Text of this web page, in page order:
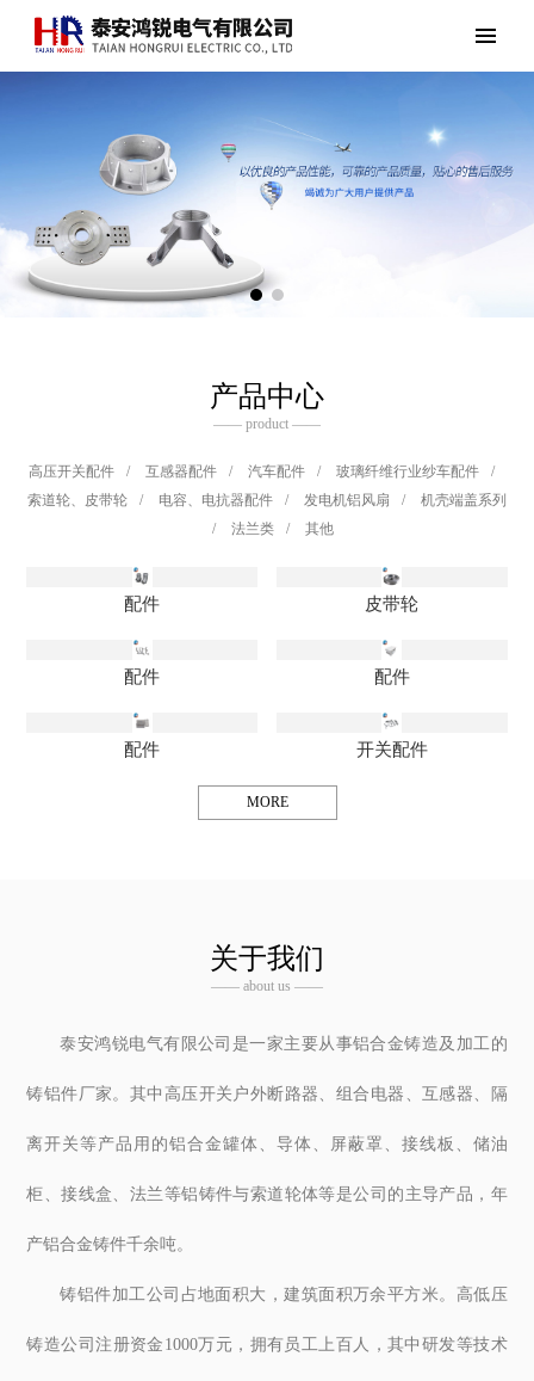
产品中心
—— product ——
高压开关配件 / 互感器配件 / 汽车配件 / 玻璃纤维行业纱车配件
/
索道轮、皮带轮
/ 电容、电抗器配件 / 发电机铝风扇 /
机壳端盖系列
/
法兰类 / 其他
配件 皮带轮
配件 配件
配件 开关配件
MORE
关于我们
—— about us ——
泰安鸿锐电气有限公司是一家主要从事铝合金铸造及加工的
铸铝件厂家。其中高压开关户外断路器、组合电器、互感器、隔
离开关等产品用的铝合金罐体、导体、屏蔽罩、接线板、储油
柜、接线盒、法兰等铝铸件与索道轮体等是公司的主导产品，年
产铝合金铸件千余吨。
铸铝件加工公司占地面积大，建筑面积万余平方米。高低压
铸造公司注册资金1000万元，拥有员工上百人，其中研发等技术